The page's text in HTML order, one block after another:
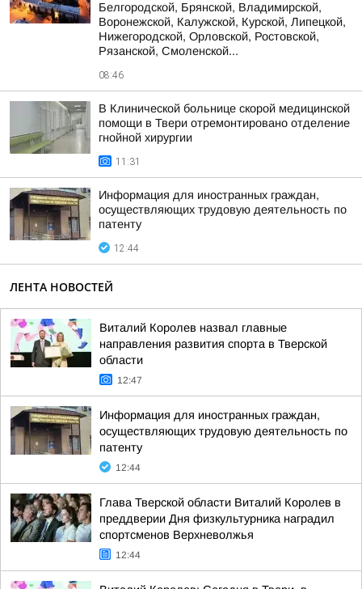
Белгородской, Брянской, Владимирской,
Воронежской, Калужской, Курской, Липецкой,
Нижегородской, Орловской, Ростовской,
Рязанской, Смоленской...
08:46
В Клинической больнице скорой медицинской
помощи в Твери отремонтировано отделение
гнойной хирургии
11:31
Информация для иностранных граждан,
осуществляющих трудовую деятельность по
патенту
12:44
ЛЕНТА НОВОСТЕЙ
Виталий Королев назвал главные
направления развития спорта в Тверской
области
12:47
Информация для иностранных граждан,
осуществляющих трудовую деятельность по
патенту
12:44
Глава Тверской области Виталий Королев в
преддверии Дня физкультурника наградил
спортсменов Верхневолжья
12:44